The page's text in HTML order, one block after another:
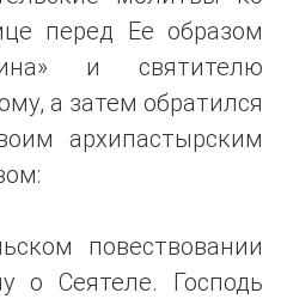
перед Ее образом
и святителю
а затем обратился
архипастырским
повествовании
о Сеятеле. Господь